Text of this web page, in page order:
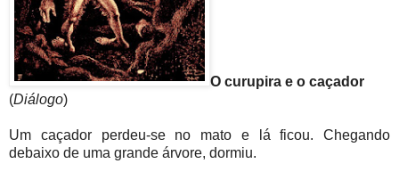
O curupira e o caçador
(Diálogo)
Um caçador perdeu-se no mato e lá ficou. Chegando
debaixo de uma grande árvore, dormiu.